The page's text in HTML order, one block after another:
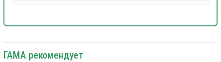
ГАМА рекомендует